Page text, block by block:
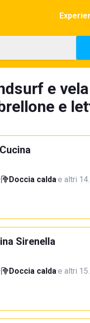
e
e
· Doccia calda·e altri
Sirenella
· Doccia calda·e altri